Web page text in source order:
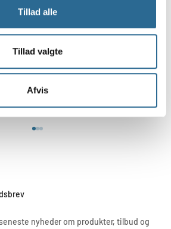
Tillad alle
Tillad valgte
Afvis
GLS pakkeshop fra 43,-
nyheder om produkter, tilbud og